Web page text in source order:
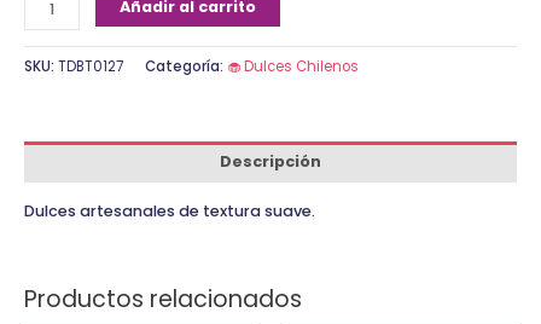
Añadir al carrito
SKU: TDBT0127 Categoría: 🧁 Dulces Chilenos
Descripción
Dulces artesanales de textura suave.
Productos relacionados